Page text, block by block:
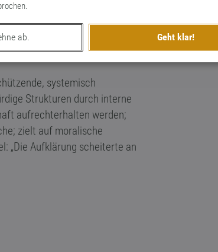
ab. Geht klar!
systemisch
Strukturen durch interne
aufrechterhalten werden;
zielt auf moralische
„Die Aufklärung scheiterte an